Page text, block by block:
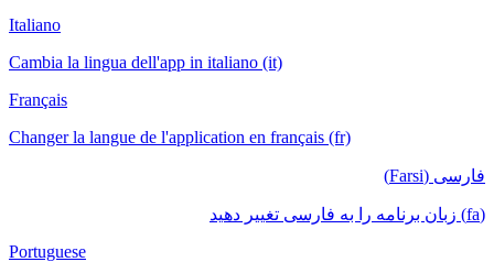
Italiano
Cambia la lingua dell'app in italiano (it)
Français
Changer la langue de l'application en français (fr)
فارسی (Farsi)
(fa) زبان برنامه را به فارسی تغییر دهید
Portuguese